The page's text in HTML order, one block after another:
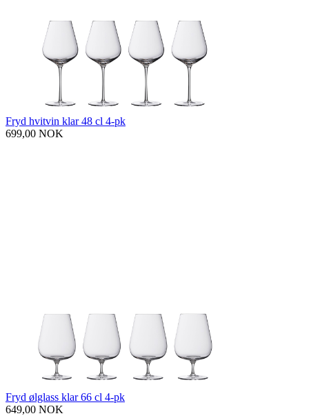
Fryd hvitvin klar 48 cl 4-pk
699,00 NOK
Fryd ølglass klar 66 cl 4-pk
649,00 NOK